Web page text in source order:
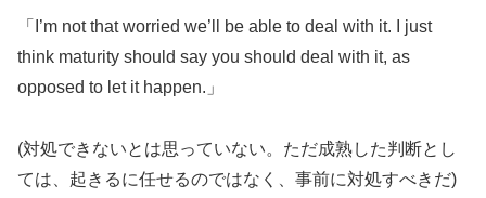
「I’m not that worried we’ll be able to deal with it. I just
think maturity should say you should deal with it, as
opposed to let it happen.」
(対処できないとは思っていない。ただ成熟した判断とし
ては、起きるに任せるのではなく、事前に対処すべきだ)